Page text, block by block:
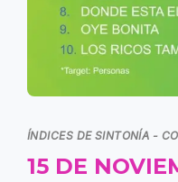
ÍNDICES DE SINTONÍA -
15 DE